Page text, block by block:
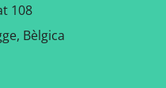
108
Bèlgica